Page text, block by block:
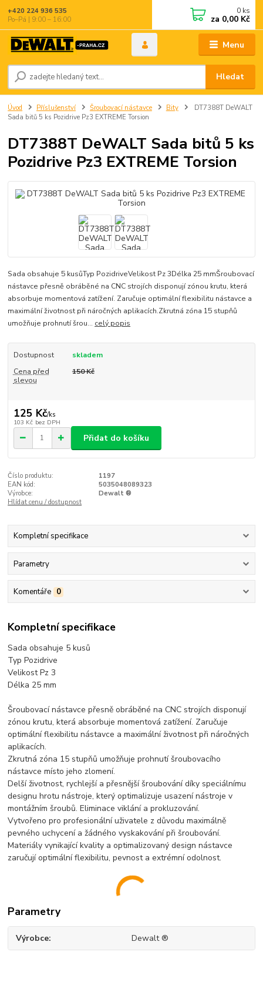
Menu
Hledat
+420 224 936 535
Po–Pá | 9:00 – 16:00
0 ks
za 0,00 Kč
Úvod Příslušenství Šroubovací nástavce Bity
DT7388T DeWALT
Sada bitů 5 ks Pozidrive Pz3 EXTREME Torsion
DT7388T DeWALT Sada bitů 5 ks
Pozidrive Pz3 EXTREME Torsion
Sada obsahuje 5 kusůTyp PozidriveVelikost Pz 3Délka 25 mmŠroubovací
nástavce přesně obráběné na CNC strojích disponují zónou krutu, která
absorbuje momentová zatížení. Zaručuje optimální flexibilitu nástavce a
maximální životnost při náročných aplikacích.Zkrutná zóna 15 stupňů
umožňuje prohnutí šrou... celý popis
Dostupnost
skladem
Cena před
slevou
150 Kč
125 Kč/ks
103 Kč bez DPH
Přidat do košíku
Číslo produktu:
1197
EAN kód:
5035048089323
Výrobce:
Dewalt ®
Hlídat cenu / dostupnost
Kompletní specifikace
Parametry
Komentáře 0
Kompletní specifikace
Sada obsahuje 5 kusů
Typ Pozidrive
Velikost Pz 3
Délka 25 mm
Šroubovací nástavce přesně obráběné na CNC strojích disponují
zónou krutu, která absorbuje momentová zatížení. Zaručuje
optimální flexibilitu nástavce a maximální životnost při náročných
aplikacích.
Zkrutná zóna 15 stupňů umožňuje prohnutí šroubovacího
nástavce místo jeho zlomení.
Delší životnost, rychlejší a přesnější šroubování díky speciálnímu
designu hrotu nástroje, který optimalizuje usazení nástroje v
montážním šroubů. Eliminace viklání a prokluzování.
Vytvořeno pro profesionální uživatele z důvodu maximálně
pevného uchycení a žádného vyskakování při šroubování.
Materiály vynikající kvality a optimalizovaný design nástavce
zaručují optimální flexibilitu, pevnost a extrémní odolnost.
Parametry
Výrobce Dewalt ®